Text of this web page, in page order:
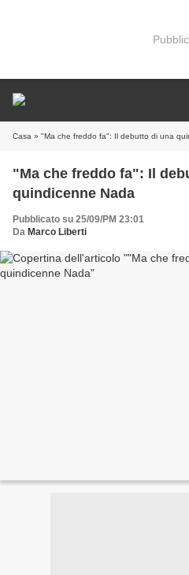
Casa » "Ma che freddo fa": Il debutto di una
"Ma che freddo fa": Il
quindicenne Nada
Pubblicato su 25/09/PM 23:01
Da Marco Liberti